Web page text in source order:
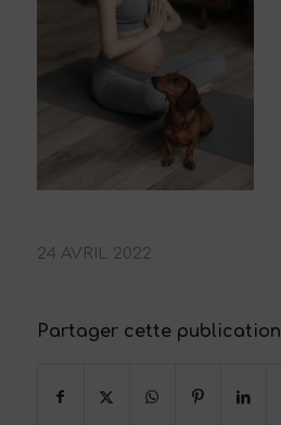
24 AVRIL 2022
Partager cette publication